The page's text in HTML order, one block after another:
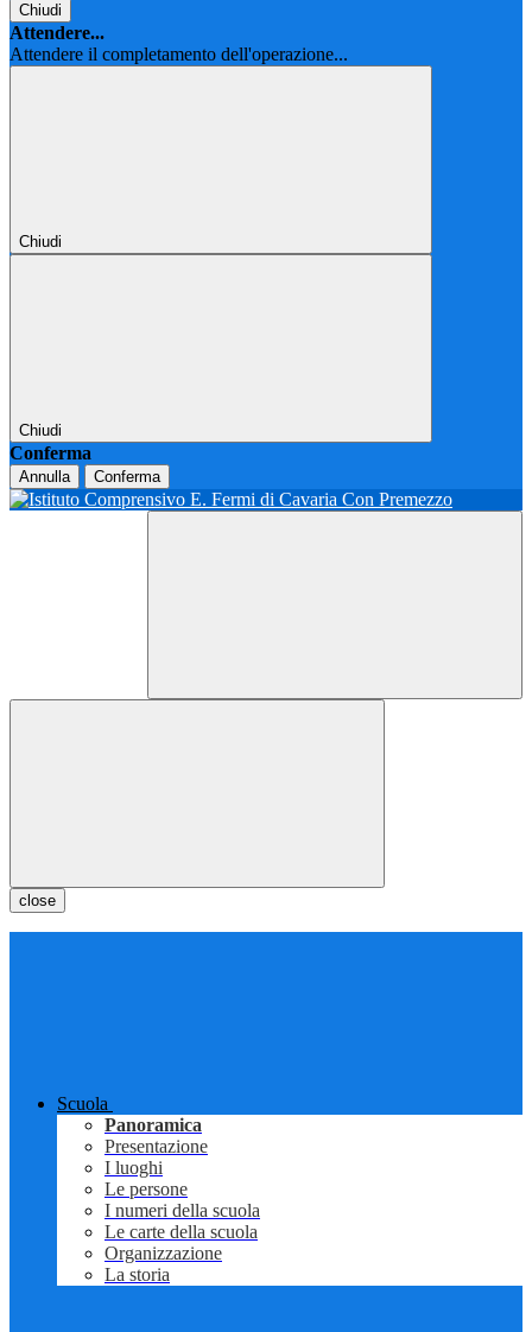
Chiudi
Attendere...
Attendere il completamento dell'operazione...
Chiudi
Chiudi
Conferma
Annulla Conferma
close
Scuola
Panoramica
Presentazione
I luoghi
Le persone
I numeri della scuola
Le carte della scuola
Organizzazione
La storia